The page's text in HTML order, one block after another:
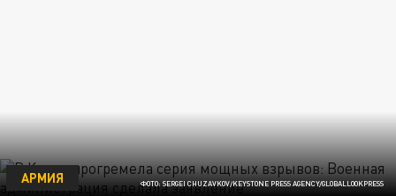
ФОТО: SERGEI CHUZAVKOV/KEYSTONE PRESS AGENCY/GLOBALLOOKPRESS
АРМИЯ